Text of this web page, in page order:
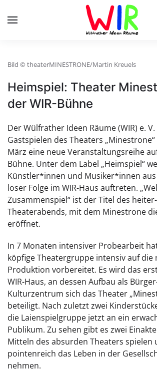
Skip to main content
Bild © theaterMINESTRONE/Martin Kreuels
Heimspiel: Theater
der WIR-Bühne
Der Wülfrather Ideen Räume (WIR) e.
Gastspielen des Theaters
März eine neue Veranstaltungsreihe
Bühne. Unter dem Label „Heimspiel“
Künstler*innen und Musiker*innen
loser Folge im WIR-Haus auftreten.
Zusammenspiel“ ist der Titel des
Theaterabends, mit dem Minestrone
eröffnet.
In 7 Monaten intensiver Probearbeit
köpfige Theatergruppe intensiv auf die
Produktion vorbereitet. Es wird das
WIR-Haus, an dessen Aufbau als
Kulturzentrum sich das Theater
beteiligt. Nach zuletzt zwei
die Laienspielgruppe jetzt an ein
Publikum. Zu sehen gibt es zwei
Mitteln des absurden Theaters spielen
pointenreich das Leben in der
nehmen.